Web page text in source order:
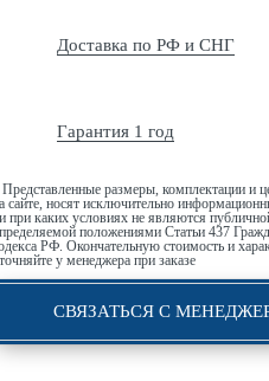
Доставка по РФ и СНГ
Гарантия 1 год
размеры, комплектации и
сайте, носят исключительно
при каких условиях не являются
положениями Статьи 437
РФ. Окончательную стоимость и
у менеджера при заказе
СВЯЗАТЬСЯ С